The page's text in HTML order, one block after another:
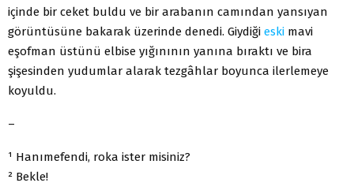
içinde bir ceket buldu ve bir arabanın camından yansıyan
görüntüsüne bakarak üzerinde denedi. Giydiği eski mavi
eşofman üstünü elbise yığınının yanına bıraktı ve bira
şişesinden yudumlar alarak tezgâhlar boyunca ilerlemeye
koyuldu.
–
¹ Hanımefendi, roka ister misiniz?
² Bekle!